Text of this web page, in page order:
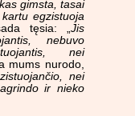
gimsta, tasai
egzistuoja
tęsia: „Jis
nebuvo
nei
mums nurodo,
nei
ir nieko